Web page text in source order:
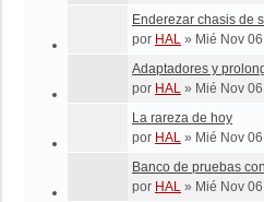
Enderezar chasis de
por HAL » Mié Nov
Adaptadores y
por HAL » Mié Nov
La rareza de hoy
por HAL » Mié Nov
Banco de pruebas
por HAL » Mié Nov